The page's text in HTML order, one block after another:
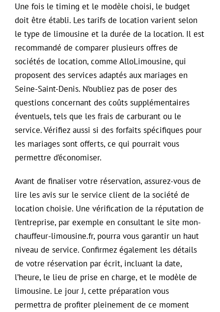
Une fois le timing et le modèle choisi, le budget
doit être établi. Les tarifs de location varient selon
le type de limousine et la durée de la location. Il est
recommandé de comparer plusieurs offres de
sociétés de location, comme AlloLimousine, qui
proposent des services adaptés aux mariages en
Seine-Saint-Denis. N’oubliez pas de poser des
questions concernant des coûts supplémentaires
éventuels, tels que les frais de carburant ou le
service. Vérifiez aussi si des forfaits spécifiques pour
les mariages sont offerts, ce qui pourrait vous
permettre d’économiser.
Avant de finaliser votre réservation, assurez-vous de
lire les avis sur le service client de la société de
location choisie. Une vérification de la réputation de
l’entreprise, par exemple en consultant le site mon-
chauffeur-limousine.fr, pourra vous garantir un haut
niveau de service. Confirmez également les détails
de votre réservation par écrit, incluant la date,
l’heure, le lieu de prise en charge, et le modèle de
limousine. Le jour J, cette préparation vous
permettra de profiter pleinement de ce moment